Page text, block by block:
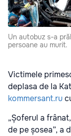
Un autobuz s-a
persoane au murit.
Victimele
deplasa de la
kommersant.ru
„Șoferul a
de pe șosea”, a